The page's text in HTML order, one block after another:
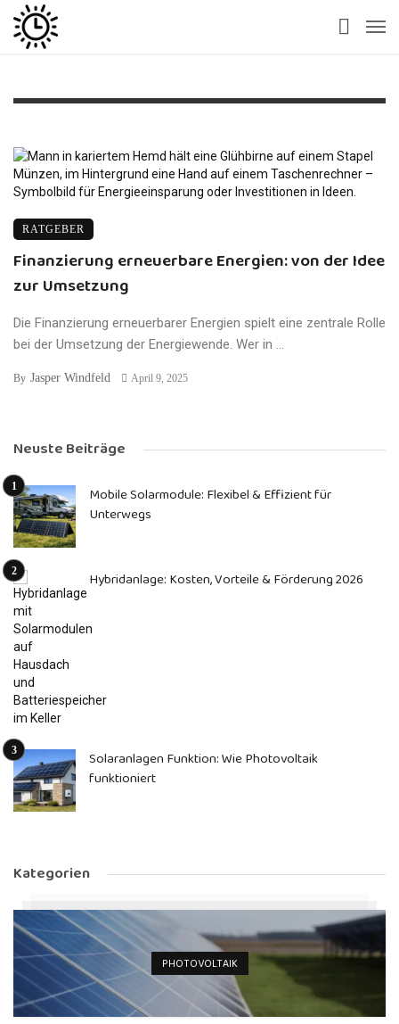
RATGEBER
Finanzierung erneuerbare Energien: von der Idee
zur Umsetzung
Die Finanzierung erneuerbarer Energien spielt eine zentrale Rolle
bei der Umsetzung der Energiewende. Wer in ...
By Jasper Windfeld April 9, 2025
Neuste Beiträge
Mobile Solarmodule: Flexibel & Effizient für
Unterwegs
Hybridanlage: Kosten, Vorteile & Förderung 2026
Solaranlagen Funktion: Wie Photovoltaik
funktioniert
Kategorien
PHOTOVOLTAIK